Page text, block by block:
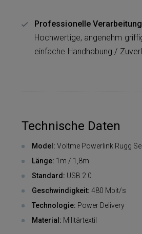
Professionelle Verarbeitung​​​​​​​
Hochwertige, angenehm
einfache Handhabung /
Technische Daten
Model: Voltme Powerlink Rugg
Länge: 1m / 1,8m
Standard: USB 2.0
Geschwindigkeit: 480 Mbit/s
Technologie: Power Delivery
Material: Militärtextil